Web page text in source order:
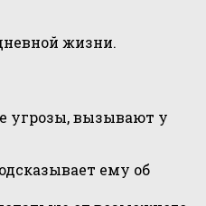
жизни.
угрозы, вызывают у
ему об